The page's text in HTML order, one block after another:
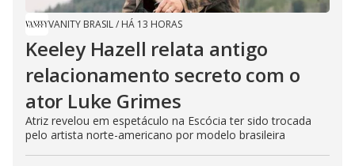
VANITY BRASIL/ HÁ 13 HORAS
Keeley Hazell relata antigo
relacionamento secreto com o
ator Luke Grimes
Atriz revelou em espetáculo na Escócia ter sido trocada
pelo artista norte-americano por modelo brasileira